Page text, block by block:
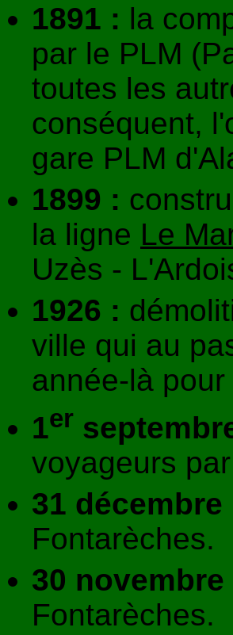
1891 : la
par le PLM
toutes les
conséquent,
gare PLM
1899 :
la ligne Le
Uzès -
1926 :
ville qui au
année-là
1er
voyageurs
31 décembre
Fontarèches.
30 novembre
Fontarèches.